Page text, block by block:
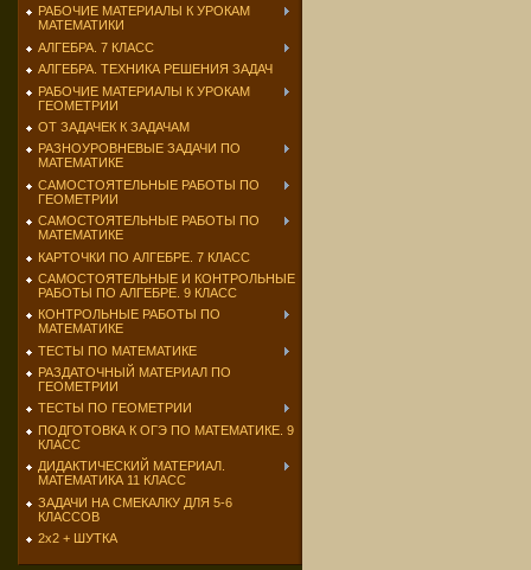
РАБОЧИЕ МАТЕРИАЛЫ К УРОКАМ
МАТЕМАТИКИ
АЛГЕБРА. 7 КЛАСС
АЛГЕБРА. ТЕХНИКА РЕШЕНИЯ ЗАДАЧ
РАБОЧИЕ МАТЕРИАЛЫ К УРОКАМ
ГЕОМЕТРИИ
ОТ ЗАДАЧЕК К ЗАДАЧАМ
РАЗНОУРОВНЕВЫЕ ЗАДАЧИ ПО
МАТЕМАТИКЕ
САМОСТОЯТЕЛЬНЫЕ РАБОТЫ ПО
ГЕОМЕТРИИ
САМОСТОЯТЕЛЬНЫЕ РАБОТЫ ПО
МАТЕМАТИКЕ
КАРТОЧКИ ПО АЛГЕБРЕ. 7 КЛАСС
САМОСТОЯТЕЛЬНЫЕ И КОНТРОЛЬНЫЕ
РАБОТЫ ПО АЛГЕБРЕ. 9 КЛАСС
КОНТРОЛЬНЫЕ РАБОТЫ ПО
МАТЕМАТИКЕ
ТЕСТЫ ПО МАТЕМАТИКЕ
РАЗДАТОЧНЫЙ МАТЕРИАЛ ПО
ГЕОМЕТРИИ
ТЕСТЫ ПО ГЕОМЕТРИИ
ПОДГОТОВКА К ОГЭ ПО МАТЕМАТИКЕ. 9
КЛАСС
ДИДАКТИЧЕСКИЙ МАТЕРИАЛ.
МАТЕМАТИКА 11 КЛАСС
ЗАДАЧИ НА СМЕКАЛКУ ДЛЯ 5-6
КЛАССОВ
2х2 + ШУТКА